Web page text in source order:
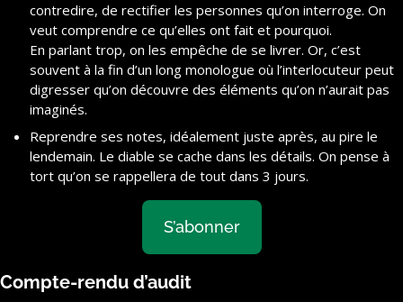
contredire, de rectifier les personnes qu’on interroge. On
veut comprendre ce qu’elles ont fait et pourquoi.
En parlant trop, on les empêche de se livrer. Or, c’est
souvent à la fin d’un long monologue où l’interlocuteur peut
digresser qu’on découvre des éléments qu’on n’aurait pas
imaginés.
Reprendre ses notes, idéalement juste après, au pire le
lendemain. Le diable se cache dans les détails. On pense à
tort qu’on se rappellera de tout dans 3 jours.
S’abonner
Compte-rendu d’audit